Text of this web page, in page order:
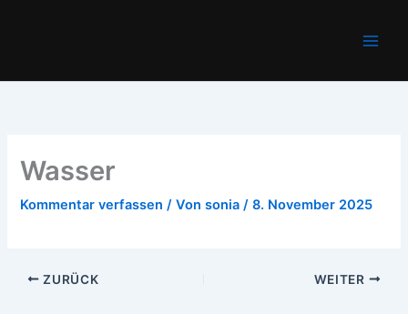
Wasser
Kommentar verfassen / Vonsonia/8. November 2025
ZURÜCK WEITER